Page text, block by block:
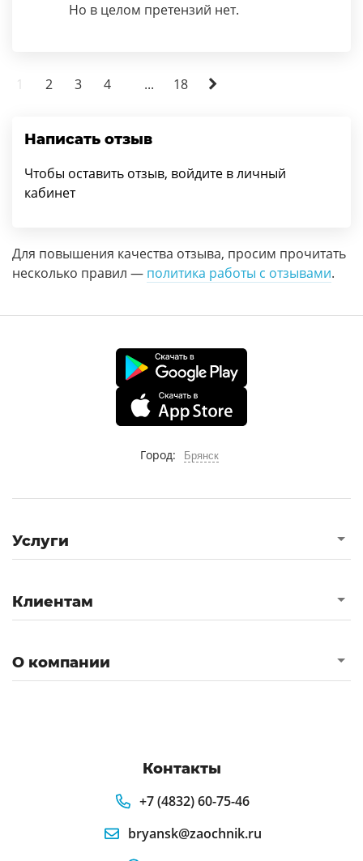
Но в целом претензий нет.
1 2 3 4 ... 18
Написать отзыв
Чтобы оставить отзыв, войдите в личный
кабинет
Для повышения качества отзыва, просим прочитать
несколько правил — политика работы с отзывами.
Город: Брянск
Услуги
Клиентам
О компании
Контакты
+7 (4832) 60-75-46
bryansk@zaochnik.ru